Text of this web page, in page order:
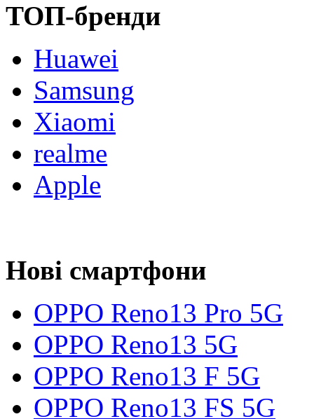
ТОП-бренди
Huawei
Samsung
Xiaomi
realme
Apple
Нові смартфони
OPPO Reno13 Pro 5G
OPPO Reno13 5G
OPPO Reno13 F 5G
OPPO Reno13 FS 5G